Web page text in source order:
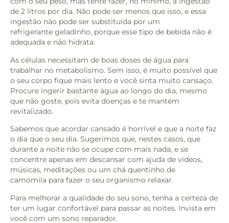
de 2 litros por dia. Não pode ser menos que isso, e essa
ingestão não pode ser substituída por um
refrigerante geladinho, porque esse tipo de bebida não é
adequada e não hidrata.
As células necessitam de boas doses de água para
trabalhar no metabolismo. Sem isso, é muito possível que
o seu corpo fique mais lento e você sinta muito cansaço.
Procure ingerir bastante água ao longo do dia, mesmo
que não goste, pois evita doenças e te mantém
revitalizado.
Sabemos que acordar cansado é horrível e que a noite faz
o dia que o seu dia. Sugerimos que, nestes casos, que
durante a noite não se ocupe com mais nada, e se
concentre apenas em descansar com ajuda de vídeos,
músicas, meditações ou um chá quentinho de
camomila para fazer o seu organismo relaxar.
Para melhorar a qualidade do seu sono, tenha a certeza de
ter um lugar confortável para passar as noites. Invista em
você com um sono reparador.